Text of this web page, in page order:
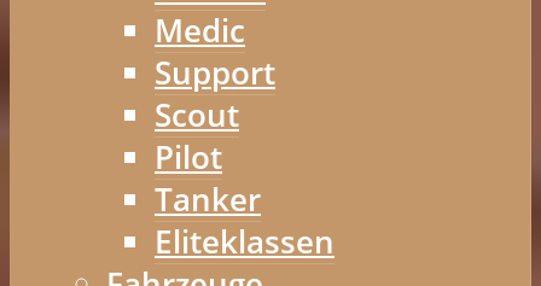
Medic
Support
Scout
Pilot
Tanker
Eliteklassen